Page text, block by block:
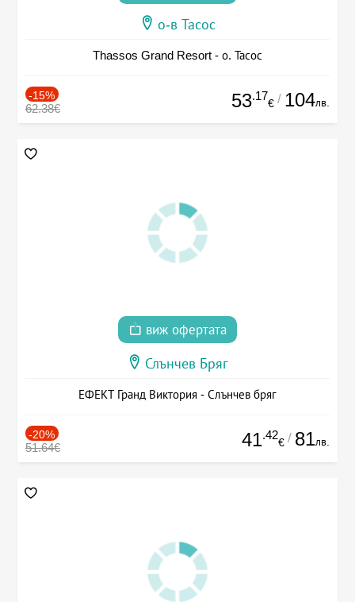
о-в Тасос
Thassos Grand Resort - о. Тасос
-15%
62.38€ 53.17
€ / 104лв.
виж офертата
Слънчев Бряг
ЕФЕКТ Гранд Виктория - Слънчев бряг
-20%
51.64€ 41.42
€ / 81лв.